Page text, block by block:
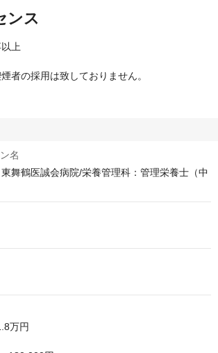
ンス
上
者の採用は致しておりません。
名
東舞鶴医誠会病院/栄養管理科：管理栄養士（中
万円